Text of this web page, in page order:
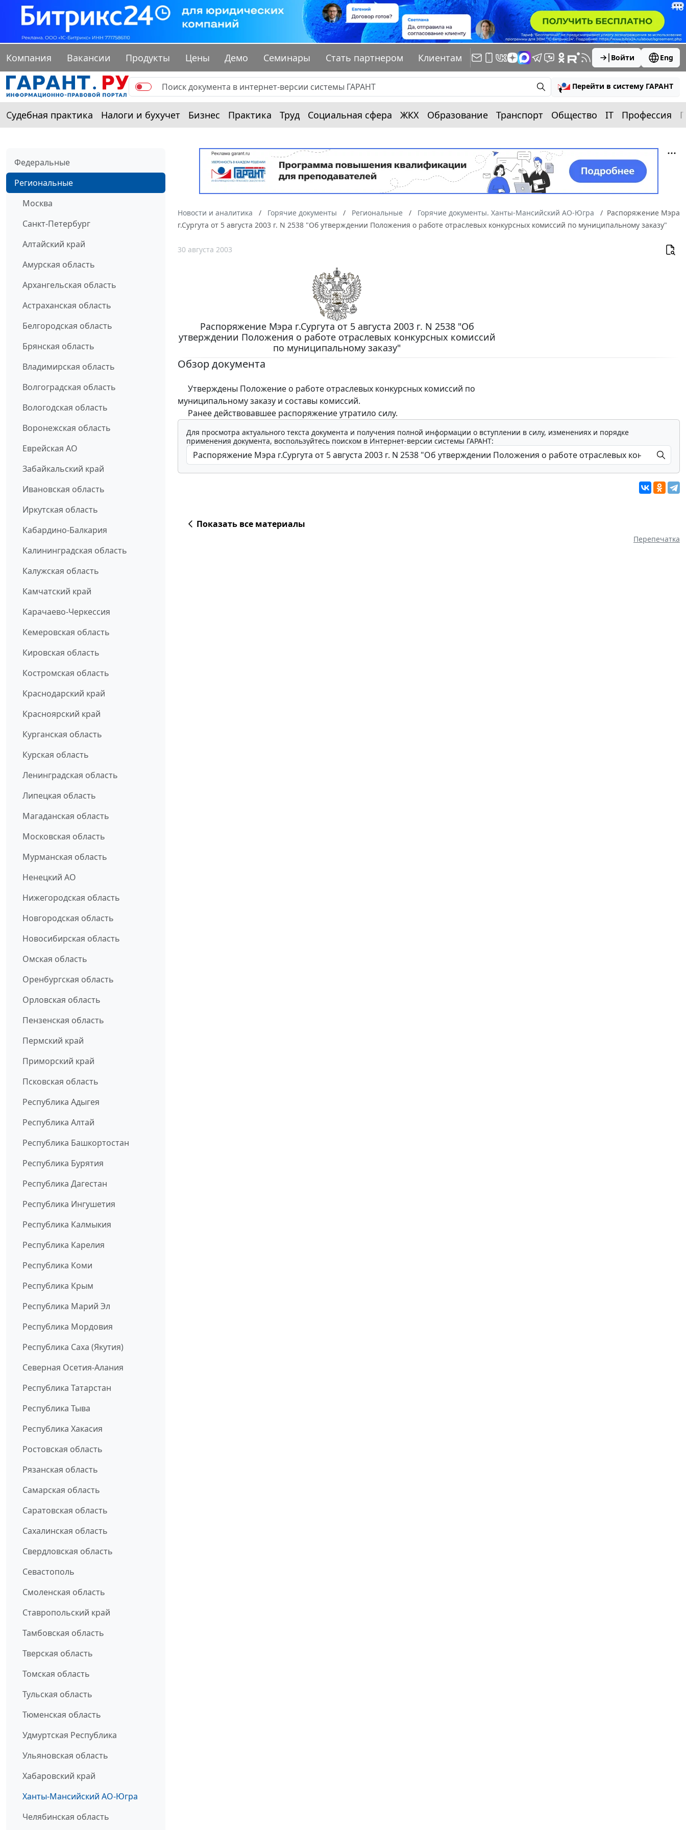
Компания Вакансии Продукты Цены Демо Семинары Стать партнером Клиентам Войти Eng
Перейти в систему ГАРАНТ
Судебная практика Налоги и бухучет Бизнес Практика Труд Социальная сфера ЖКХ Образование Транспорт Общество IT Профессия
Федеральные
Региональные
Москва
Санкт-Петербург
Алтайский край
Амурская область
Архангельская область
Астраханская область
Белгородская область
Брянская область
Владимирская область
Волгоградская область
Вологодская область
Воронежская область
Еврейская АО
Забайкальский край
Ивановская область
Иркутская область
Кабардино-Балкария
Калининградская область
Калужская область
Камчатский край
Карачаево-Черкессия
Кемеровская область
Кировская область
Костромская область
Краснодарский край
Красноярский край
Курганская область
Курская область
Ленинградская область
Липецкая область
Магаданская область
Московская область
Мурманская область
Ненецкий АО
Нижегородская область
Новгородская область
Новосибирская область
Омская область
Оренбургская область
Орловская область
Пензенская область
Пермский край
Приморский край
Псковская область
Республика Адыгея
Республика Алтай
Республика Башкортостан
Республика Бурятия
Республика Дагестан
Республика Ингушетия
Республика Калмыкия
Республика Карелия
Республика Коми
Республика Крым
Республика Марий Эл
Республика Мордовия
Республика Саха (Якутия)
Северная Осетия-Алания
Республика Татарстан
Республика Тыва
Республика Хакасия
Ростовская область
Рязанская область
Самарская область
Саратовская область
Сахалинская область
Свердловская область
Севастополь
Смоленская область
Ставропольский край
Тамбовская область
Тверская область
Томская область
Тульская область
Тюменская область
Удмуртская Республика
Ульяновская область
Хабаровский край
Ханты-Мансийский АО-Югра
Челябинская область
Новости и аналитика Горячие документы Региональные Горячие документы. Ханты-Мансийский АО-Югра
Распоряжение Мэра
г.Сургута от 5 августа 2003 г. N 2538 "Об утверждении Положения о работе отраслевых конкурсных комиссий по муниципальному заказу"
30 августа 2003
Распоряжение Мэра г.Сургута от 5 августа 2003 г. N 2538 "Об
утверждении Положения о работе отраслевых конкурсных комиссий
по муниципальному заказу"
Обзор документа
Утверждены Положение о работе отраслевых конкурсных комиссий по
муниципальному заказу и составы комиссий.
Ранее действовавшее распоряжение утратило силу.
Для просмотра актуального текста документа и получения полной информации о вступлении в силу, изменениях и порядке
применения документа, воспользуйтесь поиском в Интернет-версии системы ГАРАНТ:
Показать все материалы
Перепечатка